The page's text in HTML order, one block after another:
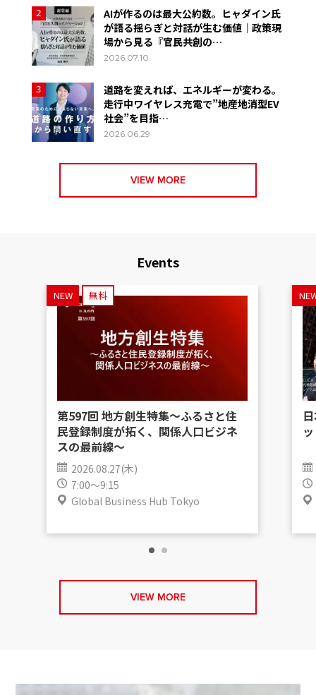
2
AIが作るのは最大公約数。ヒャダイン氏
が語る揺らぎと対話が生む価値｜政策現
場から見る『官民共創の…
2026.07.10
3
道路を変えれば、エネルギーが変わる。
走行中ワイヤレス充電で”地産地消型EV
社会”を目指…
2026.06.29
VIEW MORE
Events
NEW 無料
第597回 地方創生特集〜ふるさと住
民登録制度が拓く、関係人口ビジネ
スの最前線〜
2026.08.27(木)
7:00～9:15
Global Business Hub Tokyo
VIEW MORE